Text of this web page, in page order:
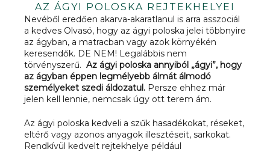
AZ ÁGYI POLOSKA REJTEKHELYEI
Nevéből eredően akarva-akaratlanul is arra asszociál
a kedves Olvasó, hogy az ágyi poloska jelei többnyire
az ágyban, a matracban vagy azok környékén
keresendők. DE NEM! Legalábbis nem
törvényszerű. Az ágyi poloska annyiból „ágyi”, hogy
az ágyban éppen legmélyebb álmát álmodó
személyeket szedi áldozatul. Persze ehhez már
jelen kell lennie, nemcsak úgy ott terem ám.
Az ágyi poloska kedveli a szűk hasadékokat, réseket,
eltérő vagy azonos anyagok illesztéseit, sarkokat.
Rendkívül kedvelt rejtekhelye például